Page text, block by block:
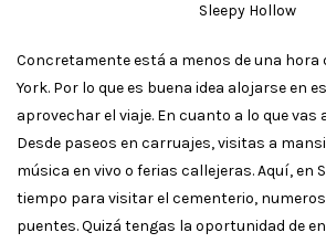
Sleepy Hollow
Concretamente está a menos de una hora
York. Por lo que es buena idea alojarse en
aprovechar el viaje. En cuanto a lo que vas
Desde paseos en carruajes, visitas a
música en vivo o ferias callejeras. Aquí, en
tiempo para visitar el cementerio,
puentes. Quizá tengas la oportunidad de